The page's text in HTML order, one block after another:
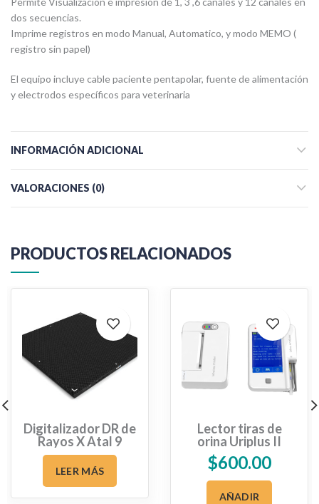
dos secuencias.
Imprime registros en modo Manual, Automatico, y modo MEMO (
registro sin papel)
El equipo incluye cable paciente pentapolar, fuente de alimentación
y electrodos específicos para veterinaria
INFORMACIÓN ADICIONAL
VALORACIONES (0)
PRODUCTOS RELACIONADOS
Digitalizador DR de
Rayos X Atal 9
LEER MÁS
Lector tiras de
orina Uriplus II
$600.00
AÑADIR